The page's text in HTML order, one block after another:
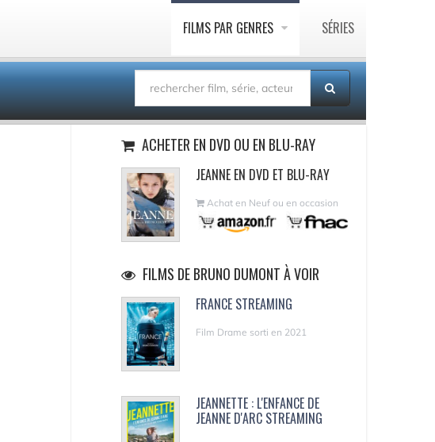
FILMS PAR GENRES SÉRIES
ACHETER EN DVD OU EN BLU-RAY
JEANNE EN DVD ET BLU-RAY
Achat en Neuf ou en occasion
FILMS DE BRUNO DUMONT À VOIR
FRANCE STREAMING
Film Drame sorti en 2021
JEANNETTE : L'ENFANCE DE
JEANNE D'ARC STREAMING